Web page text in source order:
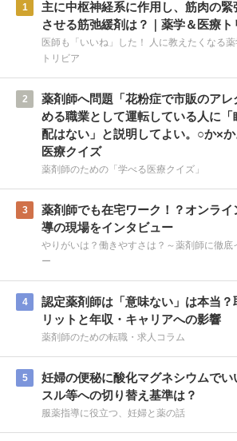
1
主に中枢神経系に作用し、筋肉の緊
させる筋弛緩剤は？｜薬学＆医療ト
医師も「いいね」した！ 人に教えたくなる
トリビア
2
薬剤師へ問題「花粉症で市販のアレ
める職業として運転している人に「
配はない」と説明してよい。○か×か
医療クイズ
薬剤師のための「学べる医療クイズ」
3
薬剤師でも在宅ワーク！？オンライ
導の現場をインタビュー
やりがいは？働きやすさは？～薬剤師に徹底
ー
4
認定薬剤師は「意味ない」は本当？
リットと年収・キャリアへの影響
薬剤師のための転職・求人コラム
5
妊婦の便秘に酸化マグネシウムでい
スル等への切り替え基準は？
服薬指導に役立つ、妊婦と薬の話